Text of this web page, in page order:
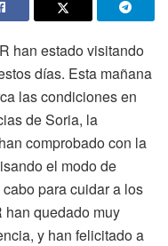
han estado visitando
días. Esta mañana
las condiciones en
de Soria, la
comprobado con la
el modo de
para cuidar a los
han quedado muy
y han felicitado a